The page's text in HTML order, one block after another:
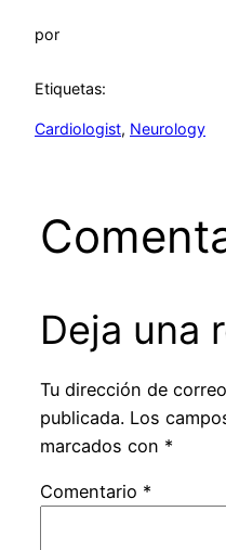
por
Etiquetas:
Cardiologist, Neurology
Deja una
Tu dirección de
publicada. Los
marcados con *
Comentario *